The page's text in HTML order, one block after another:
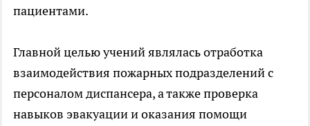
пациентами.
Главной целью учений являлась отработка
взаимодействия пожарных подразделений с
персоналом диспансера, а также проверка
навыков эвакуации и оказания помощи